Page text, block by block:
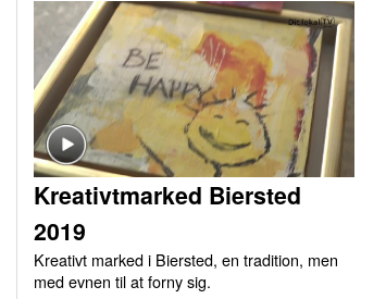
Kreativtmarked Biersted
2019
Kreativt marked i Biersted, en tradition, men
med evnen til at forny sig.